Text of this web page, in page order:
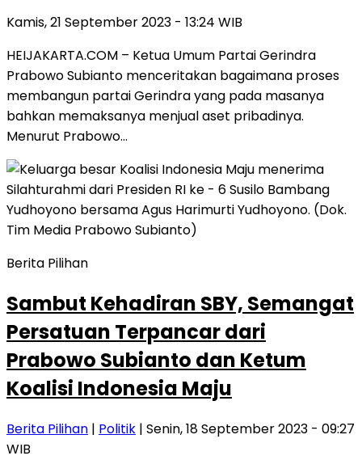
Kamis, 21 September 2023 - 13:24 WIB
HEIJAKARTA.COM – Ketua Umum Partai Gerindra
Prabowo Subianto menceritakan bagaimana proses
membangun partai Gerindra yang pada masanya
bahkan memaksanya menjual aset pribadinya.
Menurut Prabowo…
Berita Pilihan
Sambut Kehadiran SBY, Semangat
Persatuan Terpancar dari
Prabowo Subianto dan Ketum
Koalisi Indonesia Maju
Berita Pilihan | Politik | Senin, 18 September 2023 - 09:27
WIB